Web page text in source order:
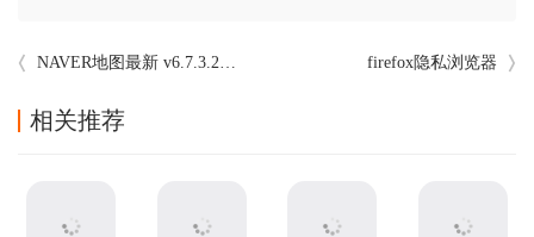
NAVER地图最新 v6.7.3.2中文版 firefox隐私浏览器
相关推荐